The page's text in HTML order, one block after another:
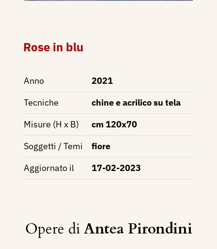
Rose in blu
Anno
2021
Tecniche
chine e acrilico su tela
Misure (H x B)
cm 120x70
Soggetti / Temi
fiore
Aggiornato il
17-02-2023
Opere diAntea Pirondini